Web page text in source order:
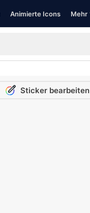
Animierte Icons Mehr
Sticker bearbeiten